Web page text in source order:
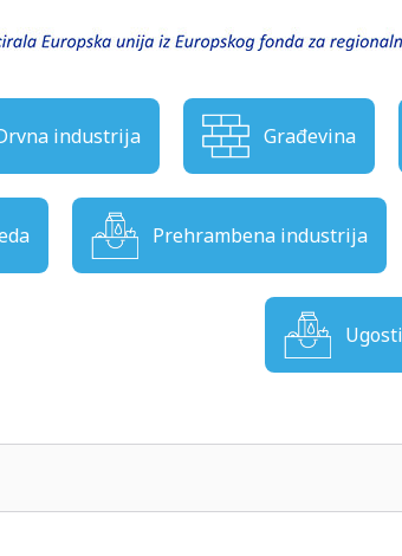
industrija Građevina
Prehrambena industrija